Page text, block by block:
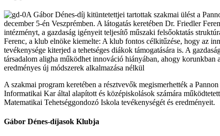
A Gábor Dénes-díj kitüntetettjei tartottak szakmai ülést a
december 5-én Veszprémben. A látogatás keretében Dr. Friedler
intézményt, a gazdaság igényeit teljesítő műszaki felsőoktatás
Ferenc, a klub elnöke kiemelte: A klub fontos célkitűzése, hogy az
tevékenysége kiterjed a tehetséges diákok támogatására is. A
társadalom aligha működhet innováció hiányában, ahogy korunkban
eredményes új módszerek alkalmazása nélkül
A szakmai program keretében a résztvevők megismerhették a
Informatikai Kar által alapított és középiskolások számára
Matematikai Tehetséggondozó Iskola tevékenységét és eredményeit.
Gábor Dénes-díjasok Klubja